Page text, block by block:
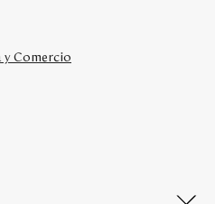
y Comercio